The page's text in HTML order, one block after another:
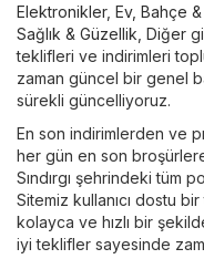
Elektronikler, Ev, Bahçe
Sağlık & Güzellik Diğer
teklifleri ve indirimleri
zaman güncel bir genel
sürekli güncelliyoruz.
En son indirimlerden ve
her gün en son
Sındırgı şehrindeki tüm
Sitemiz kullanıcı dostu bir
kolayca ve hızlı bir
iyi teklifler sayesinde